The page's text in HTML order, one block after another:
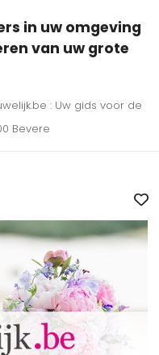
in uw omgeving
van uw grote
: Uw gids voor de
Bevere